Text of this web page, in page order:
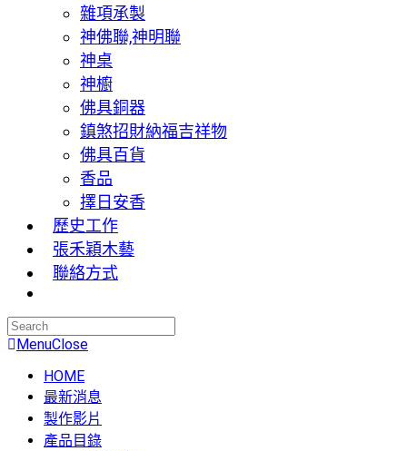
雜項承製
神佛聯,神明聯
神桌
神櫥
佛具銅器
鎮煞招財納福吉祥物
佛具百貨
香品
擇日安香
歷史工作
張禾穎木藝
聯絡方式
MenuClose
HOME
最新消息
製作影片
產品目錄